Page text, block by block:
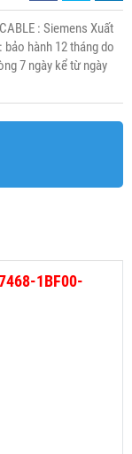
: Siemens Xuất
hành 12 tháng do
7 ngày kể từ ngày
1BF00-